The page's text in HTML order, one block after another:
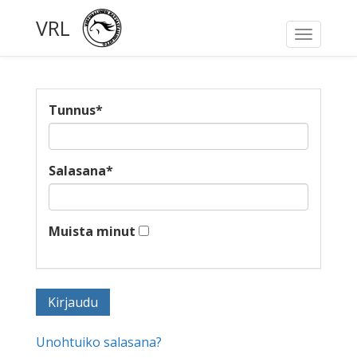
Toggle
VRL
Tunnus*
Salasana*
Muista minut
Unohtuiko salasana?